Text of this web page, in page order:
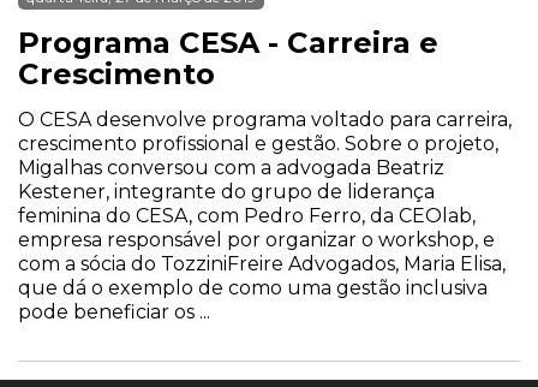
Programa CESA - Carreira e
Crescimento
O CESA desenvolve programa voltado para carreira,
crescimento profissional e gestão. Sobre o projeto,
Migalhas conversou com a advogada Beatriz
Kestener, integrante do grupo de liderança
feminina do CESA, com Pedro Ferro, da CEOlab,
empresa responsável por organizar o workshop, e
com a sócia do TozziniFreire Advogados, Maria Elisa,
que dá o exemplo de como uma gestão inclusiva
pode beneficiar os ...